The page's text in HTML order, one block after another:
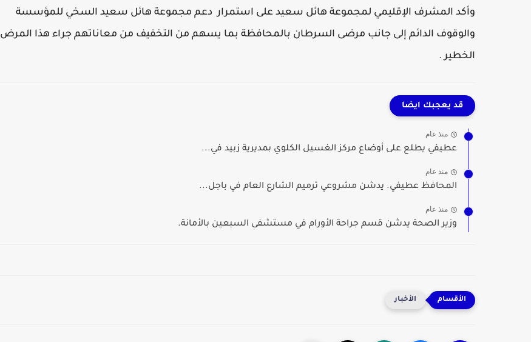
وأكد المشرف الإقليمي لمجموعة هائل سعيد على استمرار دعم مجموعة هائل سعيد السخي للمؤسسة
والوقوف الدائم إلى جانب مرضى السرطان بالمحافظة بما يسهم من التخفيف من معاناتهم جراء هذا المرض
الخطير .
قد يعجبك ايضا
منذ عام
عطيفي يطلع على أوضاع مركز الغسيل الكلوي بمديرية زبيد في...
منذ عام
المحافظ عطيفي. يدشن مشروعي ترميم الشارع العام في باجل...
منذ عام
وزير الصحة يدشن قسم جراحة الأورام في مستشفى السبعين بالأمانة.
الأخبار